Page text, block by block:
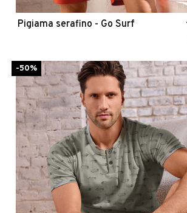
Pigiama serafino - Go Surf
-50%